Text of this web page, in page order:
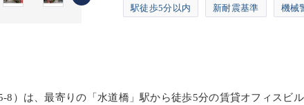
駅徒歩5分以内 新耐震基準 機械
）は、最寄りの「水道橋」駅から徒歩5分の賃貸オフィスビル